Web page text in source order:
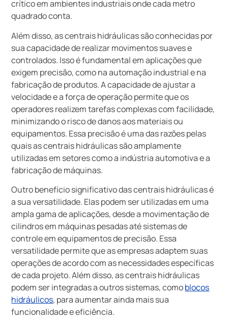
crítico em ambientes industriais onde cada metro
quadrado conta.
Além disso, as centrais hidráulicas são conhecidas por
sua capacidade de realizar movimentos suaves e
controlados. Isso é fundamental em aplicações que
exigem precisão, como na automação industrial e na
fabricação de produtos. A capacidade de ajustar a
velocidade e a força de operação permite que os
operadores realizem tarefas complexas com facilidade,
minimizando o risco de danos aos materiais ou
equipamentos. Essa precisão é uma das razões pelas
quais as centrais hidráulicas são amplamente
utilizadas em setores como a indústria automotiva e a
fabricação de máquinas.
Outro benefício significativo das centrais hidráulicas é
a sua versatilidade. Elas podem ser utilizadas em uma
ampla gama de aplicações, desde a movimentação de
cilindros em máquinas pesadas até sistemas de
controle em equipamentos de precisão. Essa
versatilidade permite que as empresas adaptem suas
operações de acordo com as necessidades específicas
de cada projeto. Além disso, as centrais hidráulicas
podem ser integradas a outros sistemas, comoblocos
hidráulicos, para aumentar ainda mais sua
funcionalidade e eficiência.